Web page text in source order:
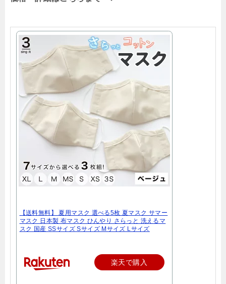
【送料無料】 夏用マスク 選べる5枚 夏マスク サマー
マスク 日本製 布マスク ひんやり さらっと 洗えるマ
スク 国産 SSサイズ Sサイズ Mサイズ Lサイズ
楽天で購入